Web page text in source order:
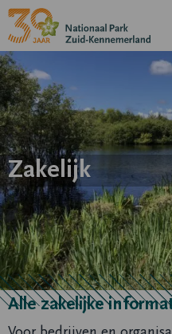
Zakelijk
Alle zakelijke